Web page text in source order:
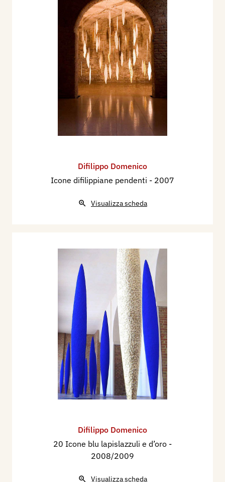
Difilippo Domenico
Icone difilippiane pendenti - 2007
Visualizza scheda
Difilippo Domenico
20 Icone blu lapislazzuli e d’oro -
2008/2009
Visualizza scheda